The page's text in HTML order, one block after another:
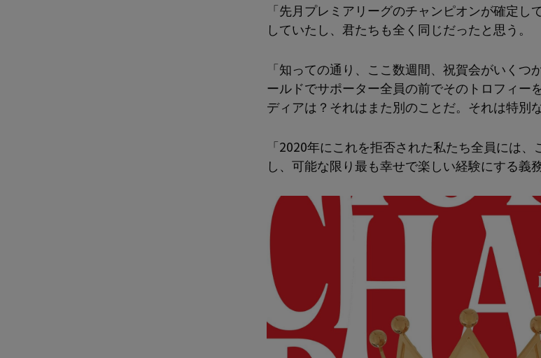
「先月プレミアリーグのチャンピオンが確定し
していたし、君たちも全く同じだったと思う。
「知っての通り、ここ数週間、祝賀会がいくつ
ールドでサポーター全員の前でそのトロフィー
ディアは？それはまた別のことだ。それは特別な
「2020年にこれを拒否された私たち全員には
し、可能な限り最も幸せで楽しい経験にする義